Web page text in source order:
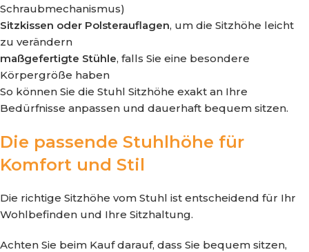
Schraubmechanismus)
Sitzkissen oder Polsterauflagen, um die Sitzhöhe leicht
zu verändern
maßgefertigte Stühle, falls Sie eine besondere
Körpergröße haben
So können Sie die Stuhl Sitzhöhe exakt an Ihre
Bedürfnisse anpassen und dauerhaft bequem sitzen.
Die passende Stuhlhöhe für
Komfort und Stil
Die richtige Sitzhöhe vom Stuhl ist entscheidend für Ihr
Wohlbefinden und Ihre Sitzhaltung.
Achten Sie beim Kauf darauf, dass Sie bequem sitzen,